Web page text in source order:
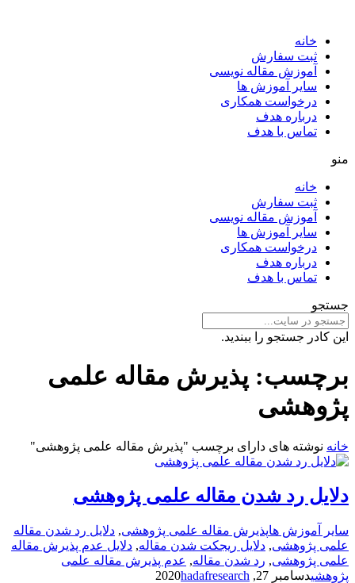
خانه
ثبت سفارش
آموزش مقاله نویسی
سایر آموزش ها
درخواست همکاری
درباره هدف
تماس با هدف
منو
خانه
ثبت سفارش
آموزش مقاله نویسی
سایر آموزش ها
درخواست همکاری
درباره هدف
تماس با هدف
جستجو
این کادر جستجو را ببندید.
برچسب: پذیرش مقاله علمی
پژوهشی
خانه نوشته های دارای برچسب "پذیرش مقاله علمی پژوهشی"
دلایل رد شدن مقاله علمی پژوهشی
سایر آموزش هاپذیرش مقاله علمی پژوهشی, دلایل رد شدن مقاله
علمی پژوهشی, دلایل ریجکت شدن مقاله, دلایل عدم پذیرش مقاله
علمی پژوهشی, رد شدن مقاله, عدم پذیرش مقاله علمی
پژوهشیدسامبر 27, 2020 hadafresearch